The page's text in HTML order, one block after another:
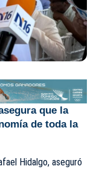
que la
de toda la
Hidalgo, aseguró